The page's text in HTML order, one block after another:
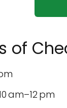
of
am–12 pm